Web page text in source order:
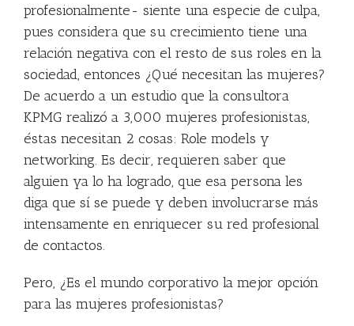
profesionalmente- siente una especie de culpa,
pues considera que su crecimiento tiene una
relación negativa con el resto de sus roles en la
sociedad, entonces ¿Qué necesitan las mujeres?
De acuerdo a un estudio que la consultora
KPMG realizó a 3,000 mujeres profesionistas,
éstas necesitan 2 cosas: Role models y
networking. Es decir, requieren saber que
alguien ya lo ha logrado, que esa persona les
diga que sí se puede y deben involucrarse más
intensamente en enriquecer su red profesional
de contactos.
Pero, ¿Es el mundo corporativo la mejor opción
para las mujeres profesionistas?